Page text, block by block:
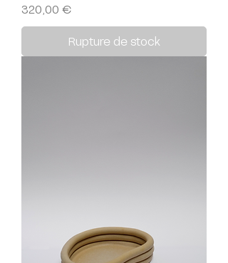
Prix
320,00 €
Rupture de stock